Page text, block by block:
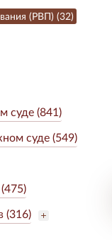
(РВП) (32)
суде (841)
суде (549)
(316)